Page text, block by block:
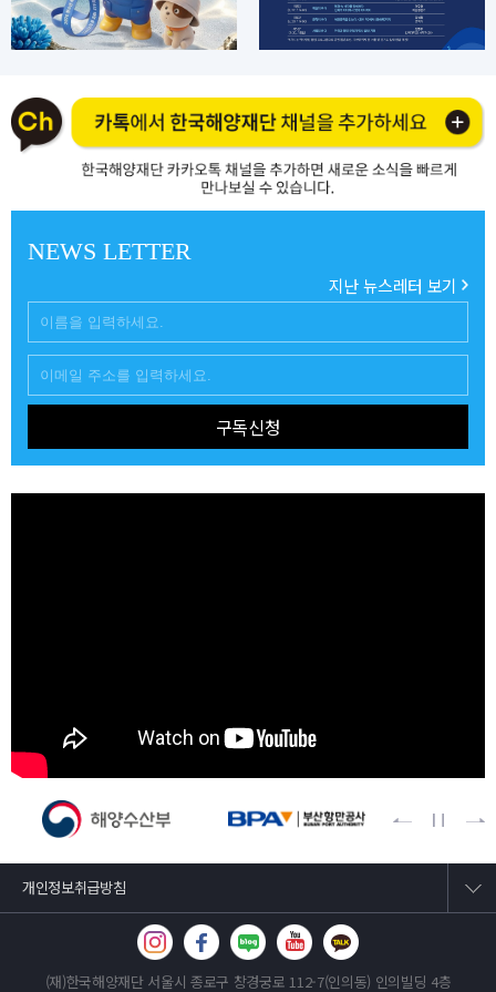
NEWS LETTER
지난 뉴스레터 보기
구독신청
개인정보취급방침
(재)한국해양재단서울시 종로구 창경궁로 112-7(인의동) 인의빌딩 4층